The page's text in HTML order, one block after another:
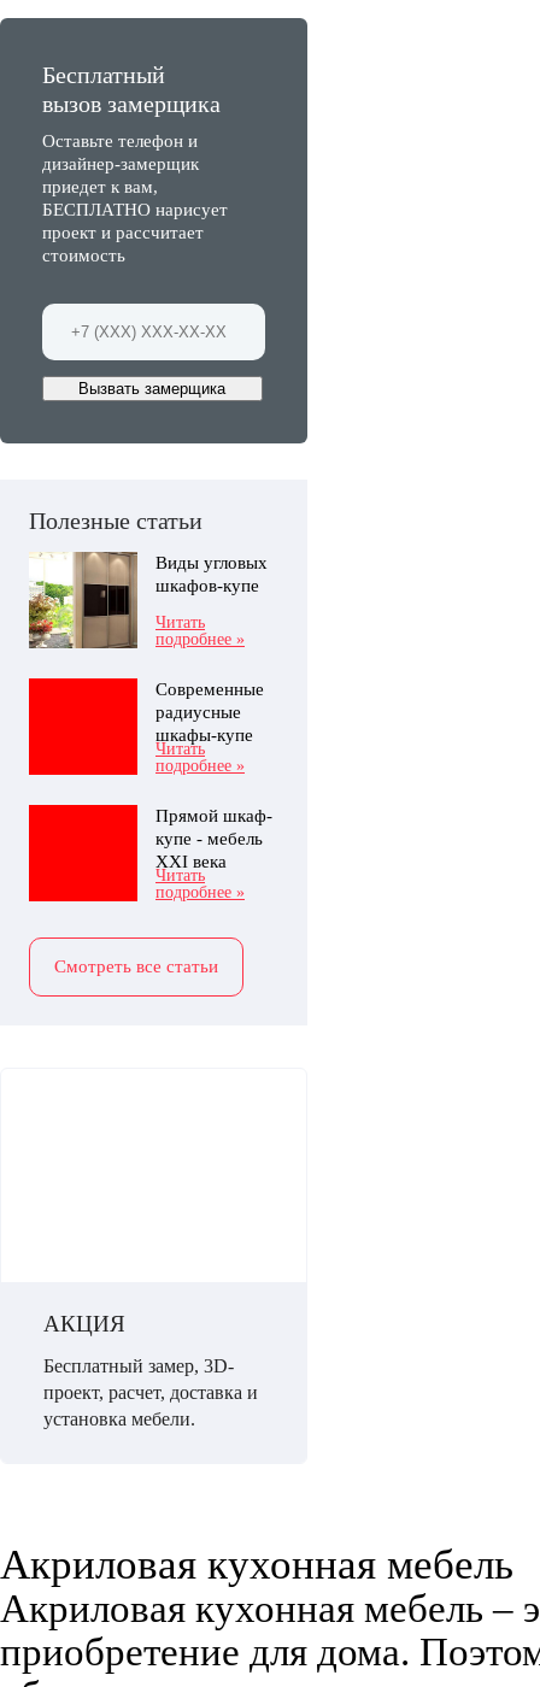
Бесплатный
вызов замерщика
Оставьте телефон и
дизайнер-замерщик
приедет к вам,
БЕСПЛАТНО нарисует
проект и рассчитает
стоимость
Вызвать замерщика
Полезные статьи
Виды угловых
шкафов-купе
Читать
подробнее »
Современные
радиусные
шкафы-купе
Читать
подробнее »
Прямой шкаф-
купе - мебель
XXI века
Читать
подробнее »
Смотреть все статьи
АКЦИЯ
Бесплатный замер, 3D-
проект, расчет, доставка и
установка мебели.
Акриловая кухонная мебель
Акриловая кухонная мебель –
приобретение для дома.